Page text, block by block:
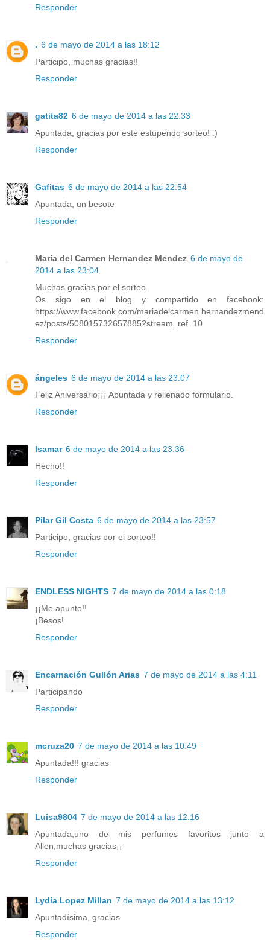
Responder
. 6 de mayo de 2014 a las 18:12
Participo, muchas gracias!!
Responder
gatita82 6 de mayo de 2014 a las 22:33
Apuntada, gracias por este estupendo sorteo! :)
Responder
Gafitas 6 de mayo de 2014 a las 22:54
Apuntada, un besote
Responder
Maria del Carmen Hernandez Mendez 6 de mayo de
2014 a las 23:04
Muchas gracias por el sorteo.
Os sigo en el blog y compartido en facebook:
https://www.facebook.com/mariadelcarmen.hernandezmend
ez/posts/508015732657885?stream_ref=10
Responder
ángeles 6 de mayo de 2014 a las 23:07
Feliz Aniversario¡¡¡ Apuntada y rellenado formulario.
Responder
Isamar 6 de mayo de 2014 a las 23:36
Hecho!!
Responder
Pilar Gil Costa 6 de mayo de 2014 a las 23:57
Participo, gracias por el sorteo!!
Responder
ENDLESS NIGHTS 7 de mayo de 2014 a las 0:18
¡¡Me apunto!!
¡Besos!
Responder
Encarnación Gullón Arias 7 de mayo de 2014 a las 4:11
Participando
Responder
mcruza20 7 de mayo de 2014 a las 10:49
Apuntada!!! gracias
Responder
Luisa9804 7 de mayo de 2014 a las 12:16
Apuntada,uno de mis perfumes favoritos junto a
Alien,muchas gracias¡¡
Responder
Lydia Lopez Millan 7 de mayo de 2014 a las 13:12
Apuntadísima, gracias
Responder